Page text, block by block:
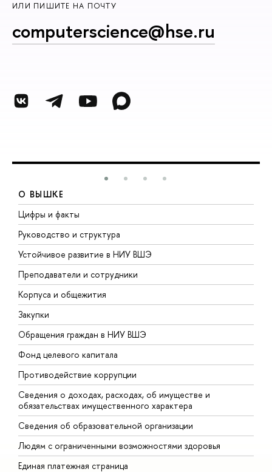
ИЛИ ПИШИТЕ НА ПОЧТУ
computerscience@hse.ru
О ВЫШКЕ
Цифры и факты
Руководство и структура
Устойчивое развитие в НИУ ВШЭ
Преподаватели и сотрудники
Корпуса и общежития
Закупки
Обращения граждан в НИУ ВШЭ
Фонд целевого капитала
Противодействие коррупции
Сведения о доходах, расходах, об имуществе и
обязательствах имущественного характера
Сведения об образовательной организации
Людям с ограниченными возможностями здоровья
Единая платежная страница